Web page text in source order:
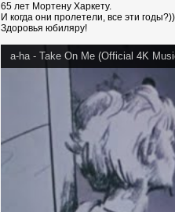
65 лет Мортену Харкету.
И когда они пролетели, все эти годы?))
Здоровья юбиляру!
a-ha - Take On Me (Official 4K